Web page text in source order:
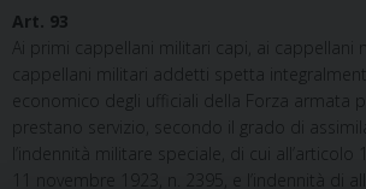
Art. 93
Ai primi cappellani militari capi, ai cappellani
cappellani militari addetti spetta
economico degli ufficiali della Forza armata
prestano servizio, secondo il grado di
l’indennità militare speciale, di cui all’articolo
11 novembre 1923, n. 2395, e l’indennità di